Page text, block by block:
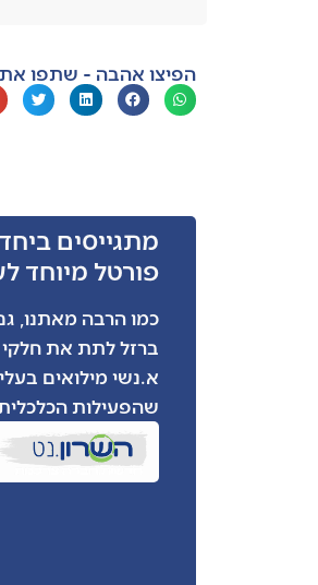
הפיצו אהבה - שתפו
מתגייסים
פורטל מיוחד
ברזל לתת את חלקי
א.נשי מילואים
שהפעילות